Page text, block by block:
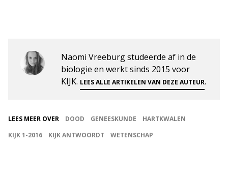
Naomi Vreeburg studeerde af in de
biologie en werkt sinds 2015 voor
KIJK. LEES ALLE ARTIKELEN VAN DEZE AUTEUR.
LEES MEER OVER DOOD GENEESKUNDE
HARTKWALEN
KIJK 1-2016
KIJK ANTWOORDT WETENSCHAP